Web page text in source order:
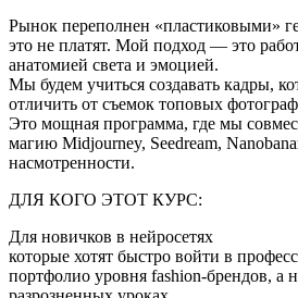
Рынок переполнен «пластиковыми»
это не платят. Мой подход — это
анатомией света и эмоцией.
Мы будем учиться создавать кадры,
отличить от съемок топовых
Это мощная программа, где мы
магию Midjourney, Seedream,
насмотренности.
ДЛЯ КОГО ЭТОТ КУРС:
Для новичков в нейросетях
которые хотят быстро войти в
портфолио уровня fashion‑брендов, а